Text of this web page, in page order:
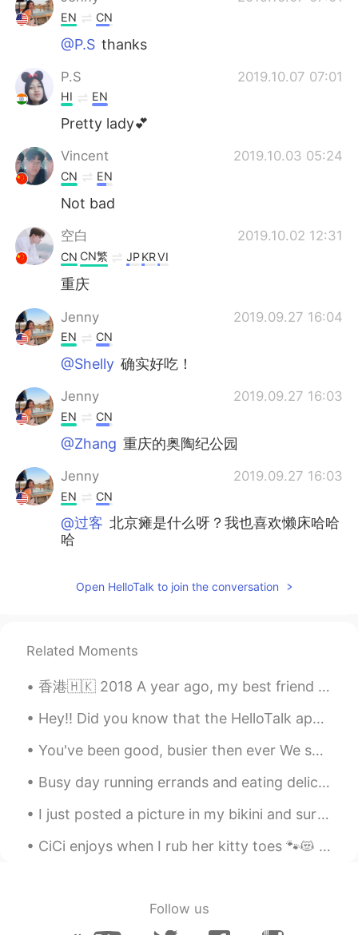
EN CN
@P.S thanks
P.S 2019.10.07 07:01
HI EN
Pretty lady💕
Vincent 2019.10.03 05:24
CN EN
Not bad
空白 2019.10.02 12:31
CN CN繁 JPKRVI
重庆
Jenny 2019.09.27 16:04
EN CN
@Shelly 确实好吃！
Jenny 2019.09.27 16:03
EN CN
@Zhang 重庆的奥陶纪公园
Jenny 2019.09.27 16:03
EN CN
@过客 北京瘫是什么呀？我也喜欢懒床哈哈
哈
EN CN
Shelly
这个冰淇淋看起来好好吃啊
2019.09.27 07:40
CN EN
请问第二张图和第三张图是在哪个地方？
过客 2019.09.27 07:33
我喜欢北京瘫！赖床！
Open HelloTalk to join the conversation
Related Moments
香港🇭🇰 2018 A year ago, my best friend showed me around his hometown. I will never forget Hong Kon...
Hey!! Did you know that the HelloTalk app has a grammar checker option? Yep, it sure does! Step ...
You've been good, busier then ever We small talk, work and the weather Your guard is up and I kno...
Busy day running errands and eating delicious food. The dogs love car rides. the weather this mor...
I just posted a picture in my bikini and surf board but because I’m wearing a bikini moments won’...
CiCi enjoys when I rub her kitty toes 🐾😻 It puts her to sleep everytime😽💤 Sometimes I'm silly ...
Follow us